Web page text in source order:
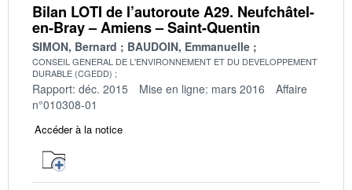
Bilan LOTI de l’autoroute A29. Neufchâtel-
en-Bray – Amiens – Saint-Quentin
SIMON, Bernard BAUDOIN, Emmanuelle
CONSEIL GENERAL DE L'ENVIRONNEMENT ET DU DEVELOPPEMENT
DURABLE (CGEDD)
Rapport: déc. 2015 Mise en ligne: mars 2016
Affaire
n°010308-01
Accéder à la notice